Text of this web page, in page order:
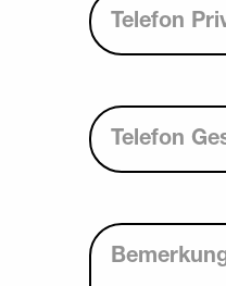
Telefon
Telefon